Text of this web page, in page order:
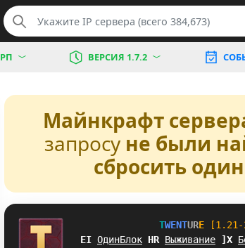
РП ВЕРСИЯ 1.7.2
Майнкрафт
запросу не были
сбросить
TWENTURE
OS ОдинБлок ZJ Выживание Z C